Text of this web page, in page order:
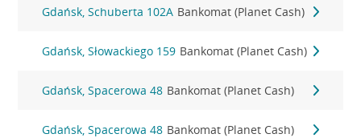
Gdańsk, Schuberta 102A Bankomat (Planet Cash)
Gdańsk, Słowackiego 159 Bankomat (Planet Cash)
Gdańsk, Spacerowa 48 Bankomat (Planet Cash)
Gdańsk, Spacerowa 48 Bankomat (Planet Cash)